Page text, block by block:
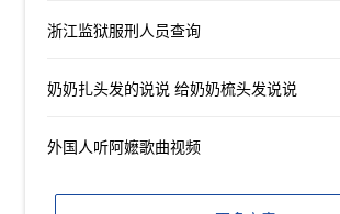
浙江监狱服刑人员查询
奶奶扎头发的说说 给奶奶梳头发说说
外国人听阿嬷歌曲视频